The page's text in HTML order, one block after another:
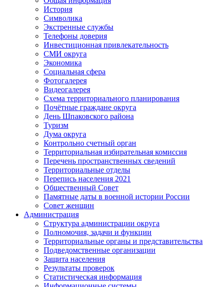
История
Символика
Экстренные службы
Телефоны доверия
Инвестиционная привлекательность
СМИ округа
Экономика
Социальная сфера
Фотогалерея
Видеогалерея
Схема территориального планирования
Почётные граждане округа
День Шпаковского района
Туризм
Дума округа
Контрольно счетный орган
Территориальная избирательная комиссия
Перечень пространственных сведений
Территориальные отделы
Перепись населения 2021
Общественный Совет
Памятные даты в военной истории России
Совет женщин
Администрация
Структура администрации округа
Полномочия, задачи и функции
Территориальные органы и представительства
Подведомственные организации
Защита населения
Результаты проверок
Статистическая информация